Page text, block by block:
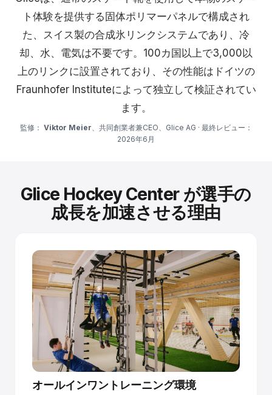
ト体験を提供する固体ポリマーパネルで構成され
た、スイス製の合成氷リンクシステムであり、冷
却、水、電気は不要です。100カ国以上で3,000以
上のリンクに設置されており、その性能はドイツの
Fraunhofer Instituteによって独立して検証されてい
ます。
監修： Viktor Meier 、共同創業者兼CEO、Glice AG · 最終レビュー：
2026年6月
Glice Hockey Center が選手の
成長を加速させる理由
オールインワントレーニング環境